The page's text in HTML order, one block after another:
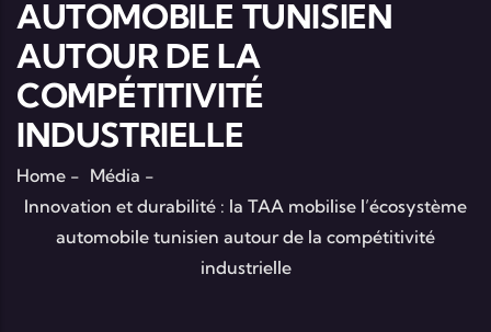
AUTOMOBILE TUNISIEN
AUTOUR DE LA
COMPÉTITIVITÉ
INDUSTRIELLE
Home - Média -
Innovation et durabilité : la TAA mobilise l’écosystème
automobile tunisien autour de la compétitivité
industrielle